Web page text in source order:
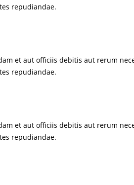
repudiandae.
et aut officiis debitis aut rerum
repudiandae.
et aut officiis debitis aut rerum
repudiandae.